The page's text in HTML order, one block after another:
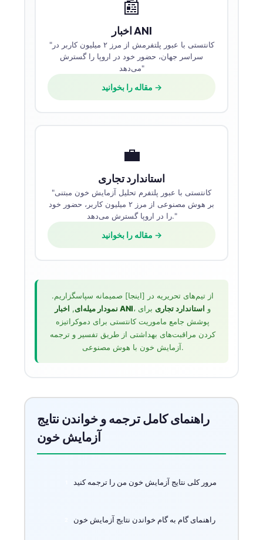
📰
اخبار ANI
"کانتستی با عبور پلتفرمش از مرز ۲ میلیون کاربر در
سراسر جهان، حضور خود در اروپا را گسترش
می‌دهد"
مقاله را بخوانید →
💼
استاندارد تجاری
"کانتستی با عبور پلتفرم تحلیل آزمایش خون مبتنی
بر هوش مصنوعی از مرز ۲ میلیون کاربر، حضور خود
را در اروپا گسترش می‌دهد."
مقاله را بخوانید →
از تیم‌های تحریریه در [اینجا] صمیمانه سپاسگزاریم.
نمودار میله‌ای, اخبار ANI ، و استاندارد تجاری برای
پوشش جامع ماموریت کانتستی برای دموکراتیزه
کردن مراقبت‌های بهداشتی از طریق تفسیر و ترجمه
آزمایش خون با هوش مصنوعی.
راهنمای کامل ترجمه و خواندن نتایج
آزمایش خون
مرور کلی نتایج آزمایش خون من را ترجمه کنید
راهنمای گام به گام خواندن نتایج آزمایش خون